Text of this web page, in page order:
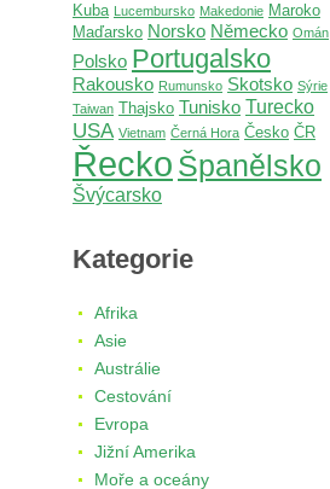
Kuba Lucembursko Makedonie Maroko
Maďarsko Norsko Německo Omán
Polsko Portugalsko
Rakousko Rumunsko Skotsko Sýrie
Taiwan Thajsko Tunisko Turecko
USA Vietnam Černá Hora Česko ČR
Řecko Španělsko
Švýcarsko
Kategorie
Afrika
Asie
Austrálie
Cestování
Evropa
Jižní Amerika
Moře a oceány